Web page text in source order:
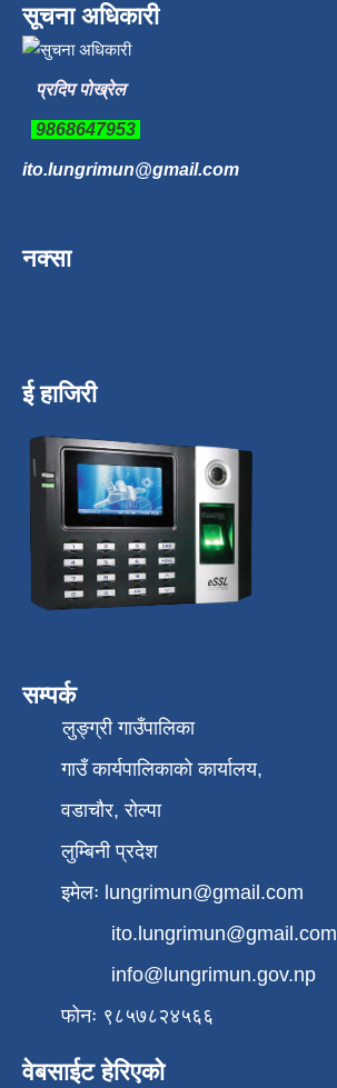
सूचना अधिकारी
प्रदिप पोख्रेल
9868647953
ito.lungrimun@gmail.com
नक्सा
ई हाजिरी
सम्पर्क
लुङ्ग्री गाउँपालिका
गाउँ कार्यपालिकाको कार्यालय,
वडाचौर, रोल्पा
लुम्बिनी प्रदेश
इमेलः lungrimun@gmail.com
ito.lungrimun@gmail.com
info@lungrimun.gov.np
फोनः ९८५७८२४५६६
वेबसाईट हेरिएको